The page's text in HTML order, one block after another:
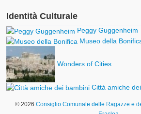
Identità Culturale
Peggy Guggenheim
Museo della
Wonders of Cities
Città amiche
© 2026 Consiglio Comunale delle Ragazze e